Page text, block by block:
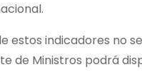
estos indicadores no
de Ministros podrá